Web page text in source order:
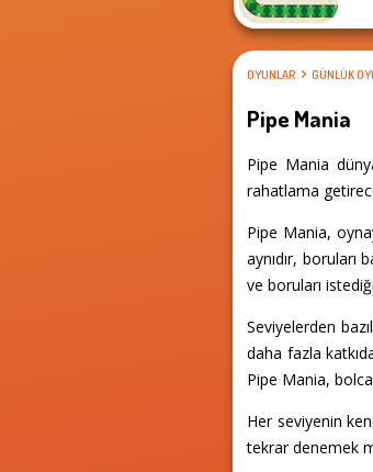
OYUNLAR GÜNLÜK
Pipe Mania
Pipe Mania
rahatlama
Pipe Mania,
aynıdır,
ve boruları
Seviyelerden
daha fazla
Pipe Mania,
Her seviyenin
tekrar denemek